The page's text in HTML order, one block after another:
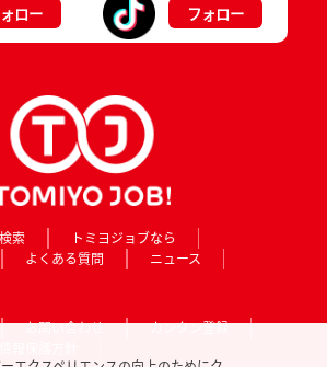
ロー
フォロー
索
トミヨジョブなら
よくある質問
ニュース
お問い合わせ
カンタン登録